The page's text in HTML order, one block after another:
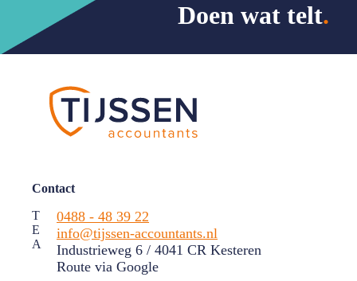
Doen wat telt.
Contact
T
E
A
0488 - 48 39 22
info@tijssen-accountants.nl
Industrieweg 6 / 4041 CR Kesteren
Route via Google